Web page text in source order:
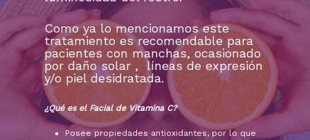
Como ya lo mencionamos este
tratamiento es recomendable para
pacientes con manchas, ocasionado
por daño solar , líneas de expresión
y/o piel desidratada.
¿Qué es el Facial de Vitamina C?
Posee propiedades antioxidantes, por lo que